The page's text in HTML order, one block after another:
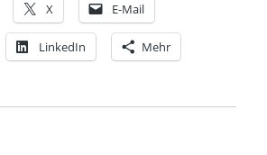
X E-Mail
LinkedIn Mehr